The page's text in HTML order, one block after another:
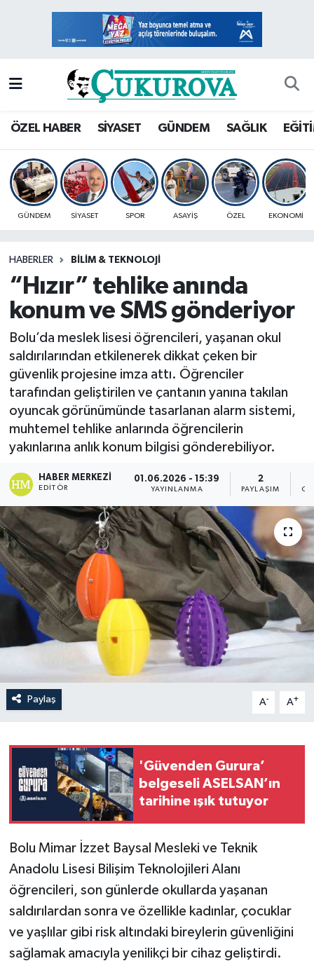
ÖZEL HABER SİYASET GÜNDEM SAĞLIK
GÜNDEM SİYASET SPOR ASAYİŞ ÖZEL EKONOMİ
HABERLER BİLİM & TEKNOLOJİ
“Hızır” tehlike anında
konum ve SMS gönderiyor
Bolu’da meslek lisesi öğrencileri, yaşanan okul
saldırılarından etkilenerek dikkat çeken bir
güvenlik projesine imza attı. Öğrenciler
tarafından geliştirilen ve çantanın yanına takılan
oyuncak görünümünde tasarlanan alarm sistemi,
muhtemel tehlike anlarında öğrencilerin
yakınlarına anlık konum bilgisi gönderebiliyor.
HABER MERKEZI
EDITÖR
01.06.2026 - 15:39
YAYINLANMA
2
PAYLAŞIM
Paylaş A- A+
'Güvenden Gurura’
belgeseli ASELSAN’ın
tarihine ışık tutuyor
Bolu Mimar İzzet Baysal Mesleki ve Teknik
Anadolu Lisesi Bilişim Teknolojileri Alanı
öğrencileri, son günlerde okullarda yaşanan
saldırılardan sonra ve özellikle kadınlar, çocuklar
ve yaşlılar gibi risk altındaki bireylerin güvenliğini
sağlamak amacıyla yenilikçi bir cihaz geliştirdi.
Mersin Hava Durumu
Mersin Namaz Vakitleri
Mersin Trafik Yoğunluk Haritası
Süper Lig Puan Durumu ve Fikstür
Son Dakika Haberleri
Haber Arşivi